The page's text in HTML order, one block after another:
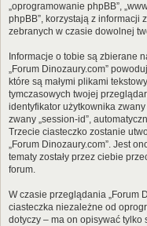
„oprogramowanie phpBB”,
phpBB”, korzystają z informacji
zebranych w czasie dowolnej
Informacje o tobie są zbierane
„Forum Dinozaury.com”
które są małymi plikami
tymczasowych twojej
identyfikator użytkownika
zwany „session-id”,
Trzecie ciasteczko zostanie
„Forum Dinozaury.com”. Jest
tematy zostały przez ciebie
forum.
W czasie przeglądania „Forum
ciasteczka niezależne od
dotyczy – ma on opisywać